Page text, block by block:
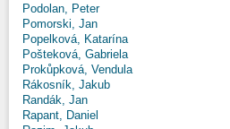
Podolan, Peter
Pomorski, Jan
Popelková, Katarína
Pošteková, Gabriela
Prokůpková, Vendula
Rákosník, Jakub
Randák, Jan
Rapant, Daniel